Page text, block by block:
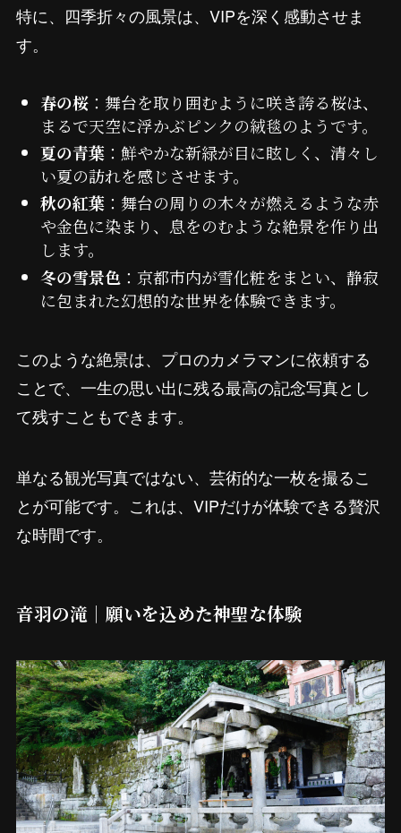
特に、四季折々の風景は、VIPを深く感動させま
す。
春の桜：舞台を取り囲むように咲き誇る桜は、
まるで天空に浮かぶピンクの絨毯のようです。
夏の青葉：鮮やかな新緑が目に眩しく、清々し
い夏の訪れを感じさせます。
秋の紅葉：舞台の周りの木々が燃えるような赤
や金色に染まり、息をのむような絶景を作り出
します。
冬の雪景色 ：京都市内が雪化粧をまとい、静寂
に包まれた幻想的な世界を体験できます。
このような絶景は、プロのカメラマンに依頼する
ことで、一生の思い出に残る最高の記念写真とし
て残すこともできます。
単なる観光写真ではない、芸術的な一枚を撮るこ
とが可能です。これは、VIPだけが体験できる贅沢
な時間です。
音羽の滝｜願いを込めた神聖な体験